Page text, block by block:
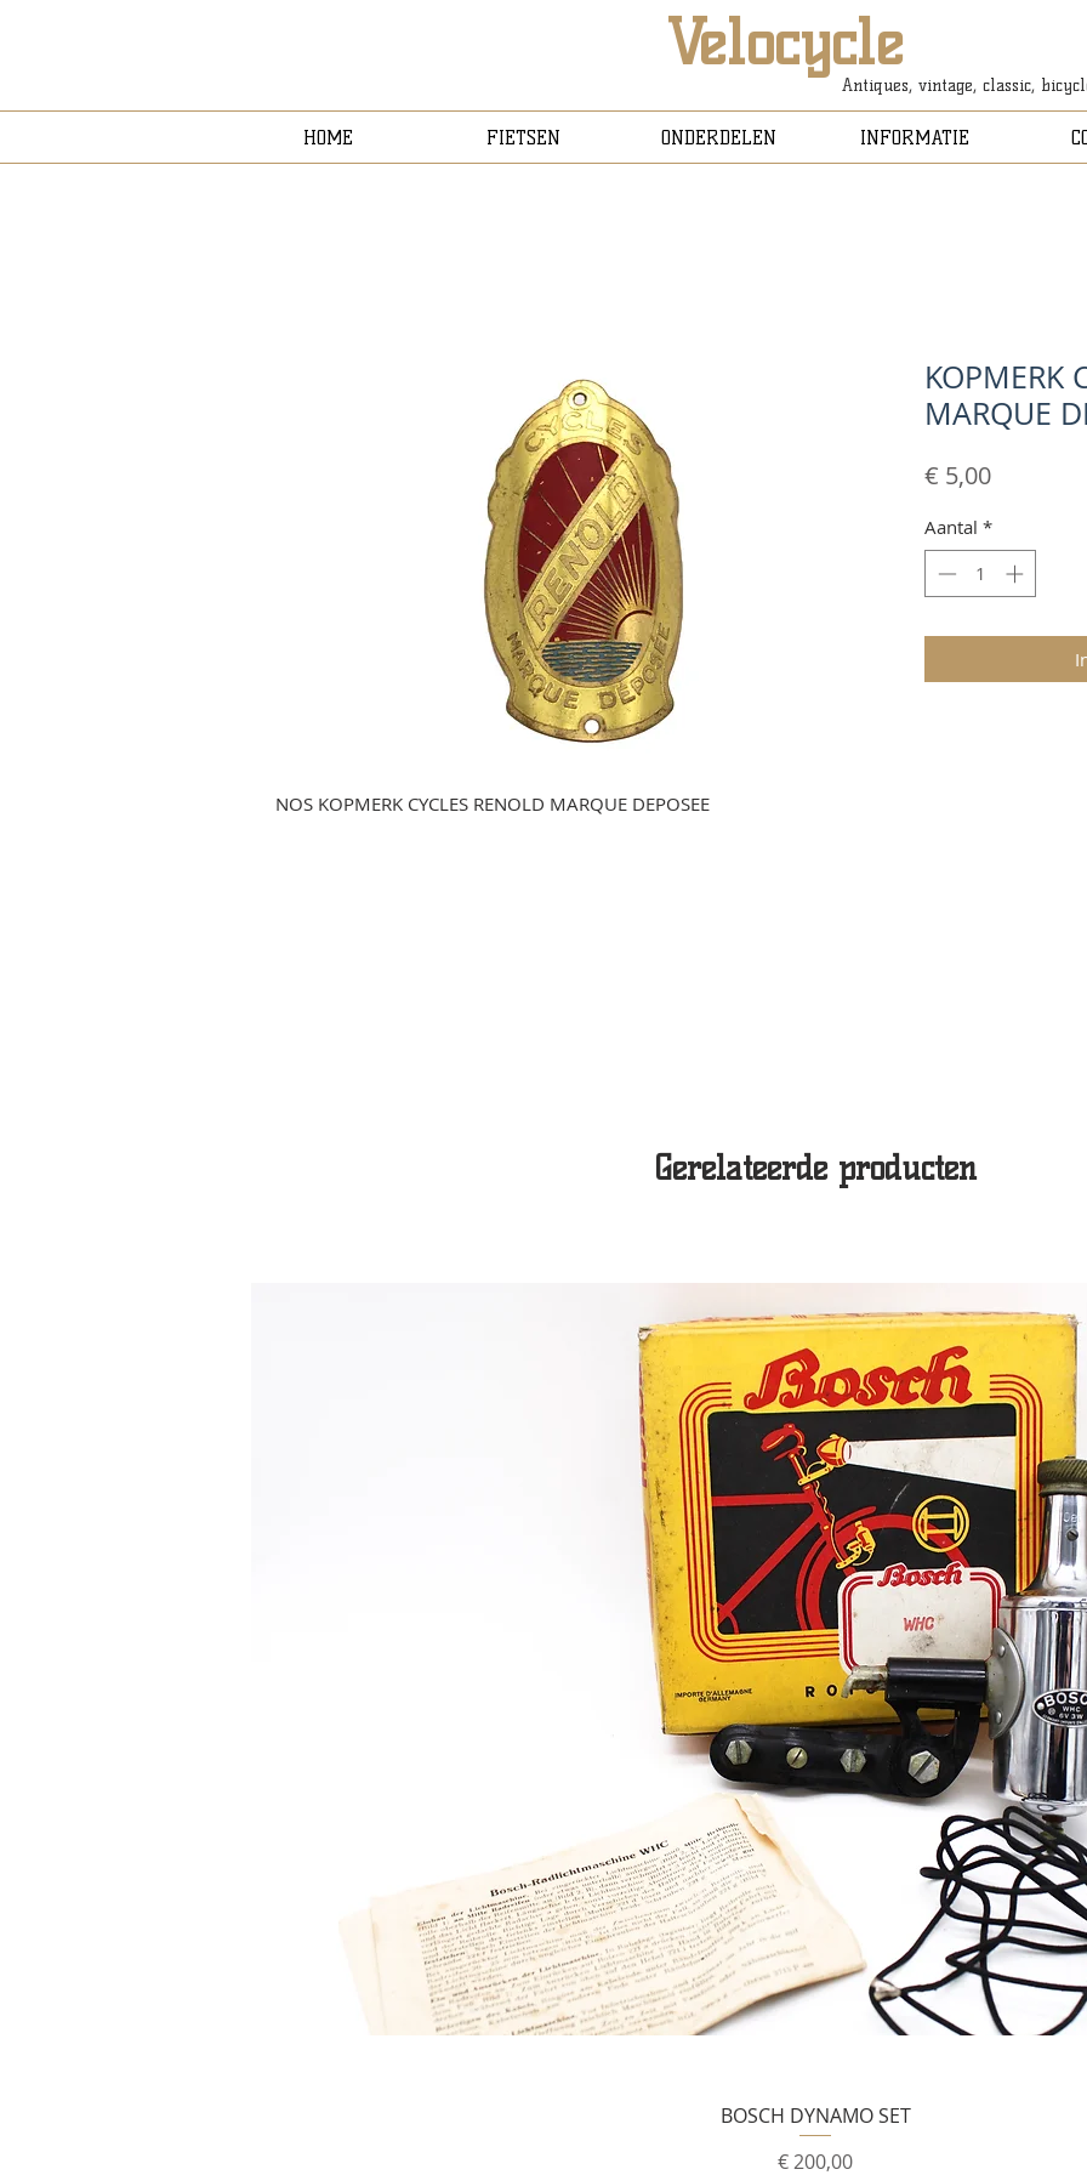
Velocycle
Antiques, vintage, classic,
HOME FIETSEN ONDERDELEN INFORMATIE
NOS KOPMERK CYCLES RENOLD MARQUE DEPOSEE
KOPMERK
MARQUE
€ 5,00Prijs
Aantal *
Gerelateerde producten
BOSCH DYNAMO SET
Prijs
€ 200,00